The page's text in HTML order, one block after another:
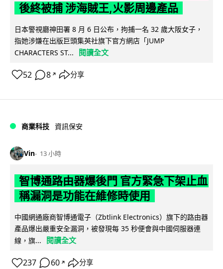
後終被捕 涉海賊王,火影周邊產品
日本警視廳神田署 8 月 6 日公布，拘捕一名 32 歲大阪女子，
指她涉嫌在出版巨頭集英社旗下官方網店「JUMP
CHARACTERS ST...
閱讀全文
52 8 ↗ 分享
商業科技 資訊保安
Vin 13 小時
智博通路由器爆後門 官方緊急下架止血
稱漏洞是功能在維修時使用
中國網通廠商智博通電子（Zbtlink Electronics）旗下的路由器
產品爆出嚴重安全漏洞，被發現每 35 秒便會與中國伺服器連
線，旗...
閱讀全文
237 60 ↗ 分享